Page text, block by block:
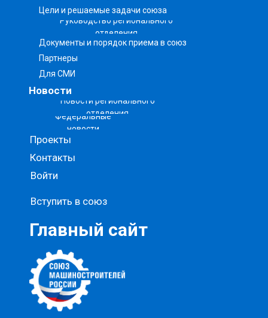
Главный сайт
Новости
Проекты
Контакты
Войти
Вступить в союз
Цели и решаемые задачи союза
Руководство регионального
отделения
Документы и порядок приема в союз
Партнеры
Для СМИ
Новости регионального
отделения
Федеральные
новости